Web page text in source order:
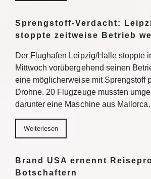
Sprengstoff-Verdacht:
stoppte zeitweise Betrieb
Der Flughafen Leipzig/Halle stoppte
Mittwoch vorübergehend seinen
eine möglicherweise mit Sprengstoff
Drohne. 20 Flugzeuge mussten
darunter eine Maschine aus
Weiterlesen
Brand USA ernennt
Botschaftern